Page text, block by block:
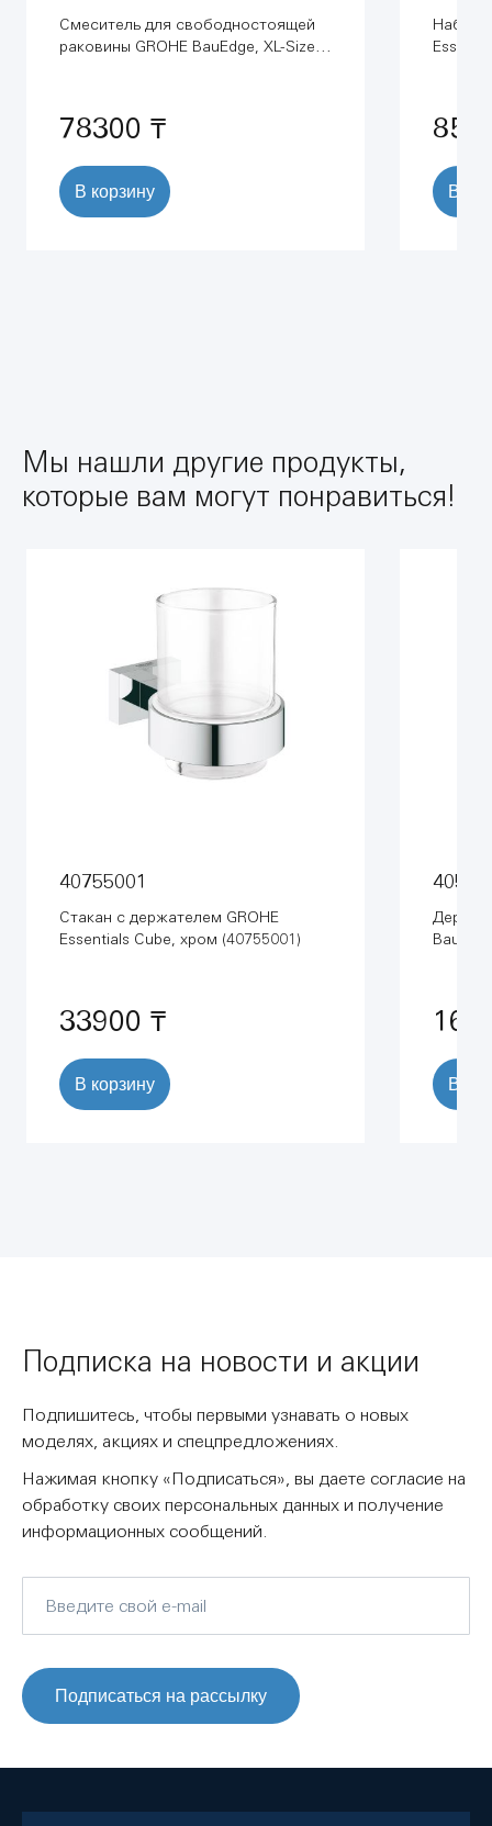
Смеситель для свободностоящей
раковины GROHE BauEdge, XL-Size,
78300 ₸
В корзину
Набор
В
Мы нашли другие продукты,
которые вам могут понравиться!
40755001
Стакан с держателем GROHE
Essentials Cube, хром (40755001)
33900 ₸
В корзину В
Подписка на новости и акции
Подпишитесь, чтобы первыми узнавать о новых
моделях, акциях и спецпредложениях.
Нажимая кнопку «Подписаться», вы даете согласие на
обработку своих персональных данных и получение
информационных сообщений.
Подписаться на рассылку